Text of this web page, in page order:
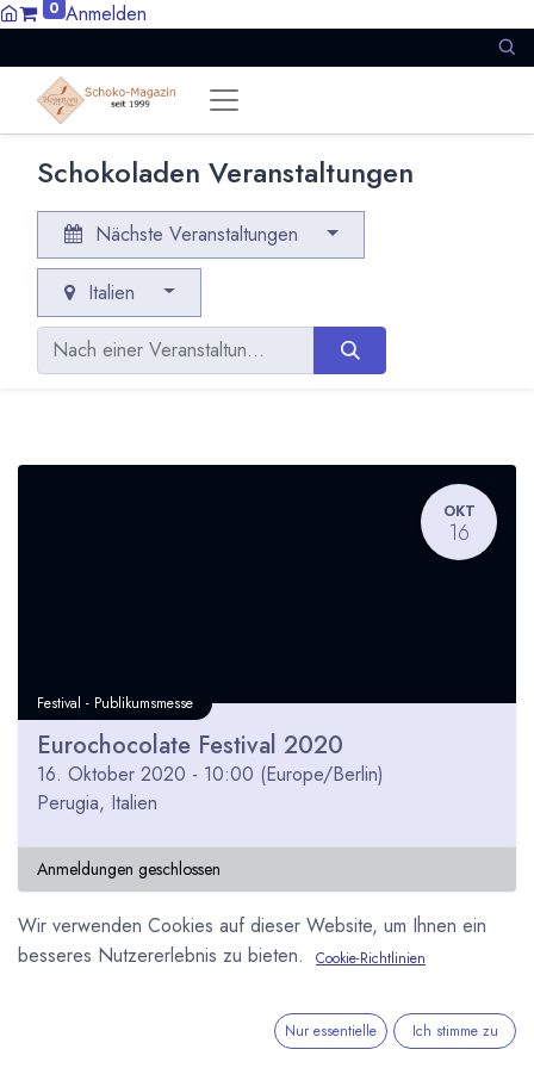
0 Anmelden
Schokoladen Veranstaltungen
Nächste Veranstaltungen
Italien
OKT
16
Festival - Publikumsmesse
Eurochocolate Festival 2020
16. Oktober 2020 - 10:00 (Europe/Berlin)
Perugia, Italien
Anmeldungen geschlossen
Wir verwenden Cookies auf dieser Website, um Ihnen ein
besseres Nutzererlebnis zu bieten.
Cookie-Richtlinien
Nur essentielle Ich stimme zu